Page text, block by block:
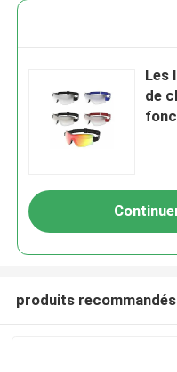
Les
de
produits recommandés